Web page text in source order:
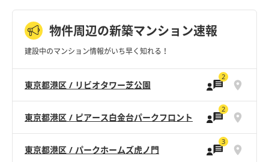
物件周辺の新築マンション速報
建設中のマンション情報がいち早く知れる！
東京都港区 / リビオタワー芝公園
2
東京都港区 / ピアース白金台パークフロント
2
東京都港区 / パークホームズ虎ノ門
3